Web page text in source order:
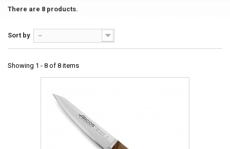
There are 8 products.
Sort by --
Showing 1 - 8 of 8 items